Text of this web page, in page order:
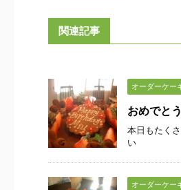
関連記事
オーダーケー
おめでと
本日もたく
い
オーダーケー